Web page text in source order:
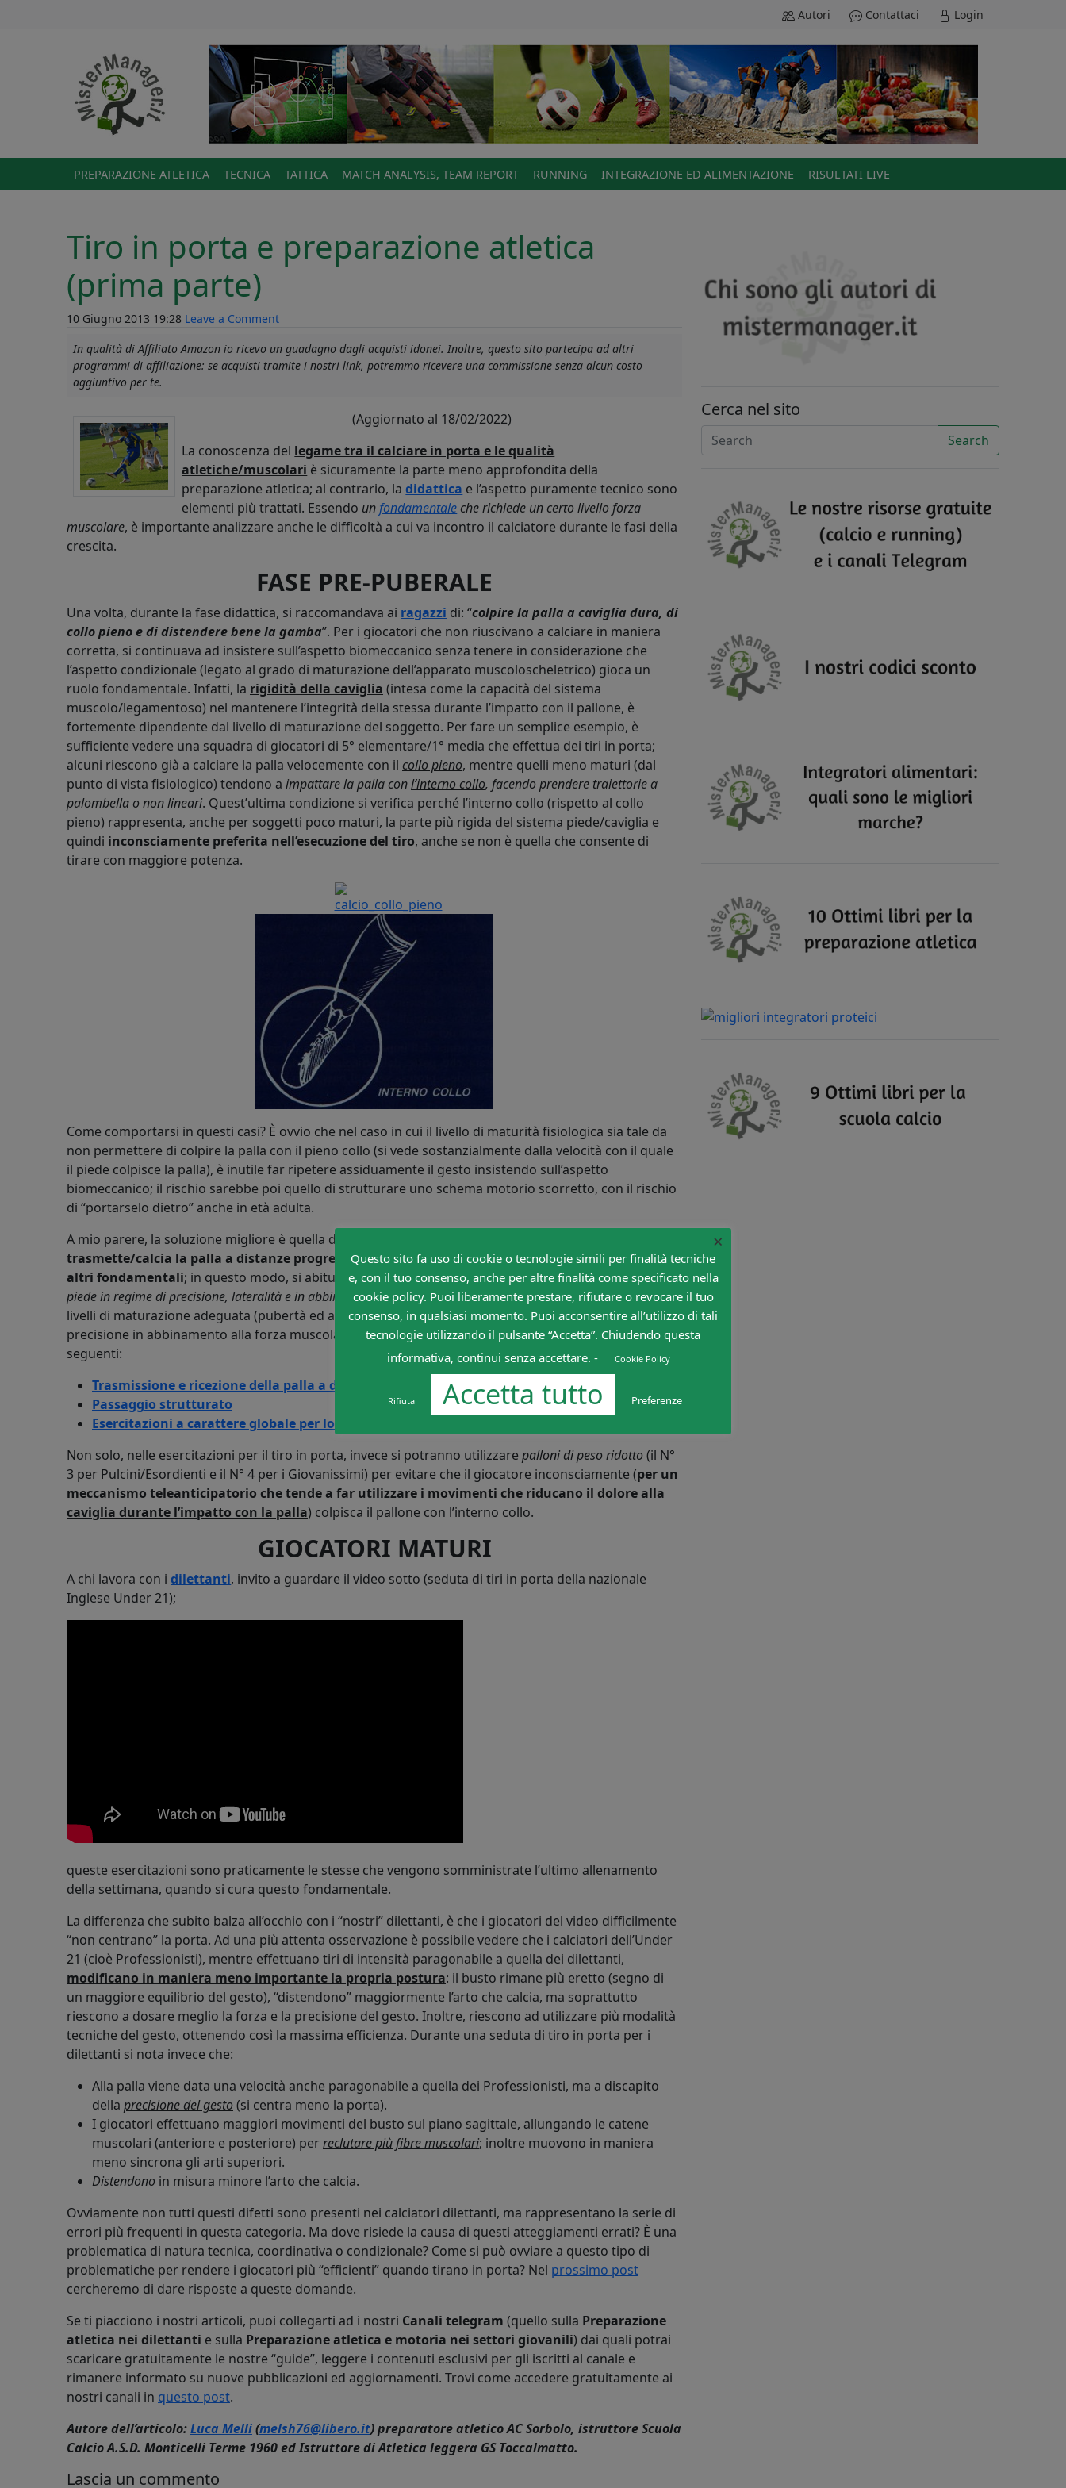
Autori Contattaci Login
PREPARAZIONE ATLETICA TECNICA TATTICA MATCH ANALYSIS, TEAM REPORT RUNNING INTEGRAZIONE ED ALIMENTAZIONE RISULTATI LIVE
Tiro in porta e preparazione atletica
(prima parte)
10 Giugno 2013 19:28 Leave a Comment
In qualità di Affiliato Amazon io ricevo un guadagno dagli acquisti idonei. Inoltre, questo sito partecipa ad altri
programmi di affiliazione: se acquisti tramite i nostri link, potremmo ricevere una commissione senza alcun costo
aggiuntivo per te.
(Aggiornato al 18/02/2022)
La conoscenza del legame tra il calciare in porta e le qualità
atletiche/muscolari è sicuramente la parte meno approfondita della
preparazione atletica; al contrario, ladidattica e l’aspetto puramente tecnico sono
elementi più trattati. Essendo unfondamentale che richiede un certo livello forza
muscolare, è importante analizzare anche le difficoltà a cui va incontro il calciatore durante le fasi della
crescita.
FASE PRE-PUBERALE
Una volta, durante la fase didattica, si raccomandava ai ragazzi di: “colpire la palla a caviglia dura, di
collo pieno e di distendere bene la gamba”. Per i giocatori che non riuscivano a calciare in maniera
corretta, si continuava ad insistere sull’aspetto biomeccanico senza tenere in considerazione che
l’aspetto condizionale (legato al grado di maturazione dell’apparato muscoloscheletrico) gioca un
ruolo fondamentale. Infatti, la rigidità della caviglia (intesa come la capacità del sistema
muscolo/legamentoso) nel mantenere l’integrità della stessa durante l’impatto con il pallone, è
fortemente dipendente dal livello di maturazione del soggetto. Per fare un semplice esempio, è
sufficiente vedere una squadra di giocatori di 5° elementare/1° media che effettua dei tiri in porta;
alcuni riescono già a calciare la palla velocemente con il collo pieno, mentre quelli meno maturi (dal
punto di vista fisiologico) tendono a impattare la palla conl’interno collo, facendo prendere traiettorie a
palombella o non lineari. Quest’ultima condizione si verifica perché l’interno collo (rispetto al collo
pieno) rappresenta, anche per soggetti poco maturi, la parte più rigida del sistema piede/caviglia e
quindi inconsciamente preferita nell’esecuzione del tiro, anche se non è quella che consente di
tirare con maggiore potenza.
Come comportarsi in questi casi? È ovvio che nel caso in cui il livello di maturità fisiologica sia tale da
non permettere di colpire la palla con il pieno collo (si vede sostanzialmente dalla velocità con il quale
il piede colpisce la palla), è inutile far ripetere assiduamente il gesto insistendo sull’aspetto
biomeccanico; il rischio sarebbe poi quello di strutturare uno schema motorio scorretto, con il rischio
di “portarselo dietro” anche in età adulta.
A mio parere, la soluzione migliore è quella di utilizzare esercitazioni tecniche nelle quali si
trasmette/calcia la palla a distanze progressive (utilizzando entrambi i piedi), in abbinamento ad
altri fondamentali; in questo modo, si abituano gradualmente i giovani calciatori adutilizzare il collo
piede in regime di precisione, lateralità e in abbinamento ad altri fondamentali. Quando saranno raggiunti i
livelli di maturazione adeguata (pubertà ed adolescenza), il giocatore sarà in grado di utilizzare la
precisione in abbinamento alla forza muscolare specifica. Alcuni esercizi utili potrebbero essere i
seguenti:
Trasmissione e ricezione della palla a difficoltà progressiva
Passaggio strutturato
Esercitazioni a carattere globale per lo stop orientato
Non solo, nelle esercitazioni per il tiro in porta, invece si potranno utilizzare palloni di peso ridotto(il N°
3 per Pulcini/Esordienti e il N° 4 per i Giovanissimi) per evitare che il giocatore inconsciamente (per un
meccanismo teleanticipatorio che tende a far utilizzare i movimenti che riducano il dolore alla
caviglia durante l’impatto con la palla) colpisca il pallone con l’interno collo.
GIOCATORI MATURI
A chi lavora con i dilettanti, invito a guardare il video sotto (seduta di tiri in porta della nazionale
Inglese Under 21);
queste esercitazioni sono praticamente le stesse che vengono somministrate l’ultimo allenamento
della settimana, quando si cura questo fondamentale.
La differenza che subito balza all’occhio con i “nostri” dilettanti, è che i giocatori del video difficilmente
“non centrano” la porta. Ad una più attenta osservazione è possibile vedere che i calciatori dell’Under
21 (cioè Professionisti), mentre effettuano tiri di intensità paragonabile a quella dei dilettanti,
modificano in maniera meno importante la propria postura: il busto rimane più eretto (segno di
un maggiore equilibrio del gesto), “distendono” maggiormente l’arto che calcia, ma soprattutto
riescono a dosare meglio la forza e la precisione del gesto. Inoltre, riescono ad utilizzare più modalità
tecniche del gesto, ottenendo così la massima efficienza. Durante una seduta di tiro in porta per i
dilettanti si nota invece che:
Alla palla viene data una velocità anche paragonabile a quella dei Professionisti, ma a discapito
della precisione del gesto(si centra meno la porta).
I giocatori effettuano maggiori movimenti del busto sul piano sagittale, allungando le catene
muscolari (anteriore e posteriore) perreclutare più fibre muscolari; inoltre muovono in maniera
meno sincrona gli arti superiori.
Distendono in misura minore l’arto che calcia.
Ovviamente non tutti questi difetti sono presenti nei calciatori dilettanti, ma rappresentano la serie di
errori più frequenti in questa categoria. Ma dove risiede la causa di questi atteggiamenti errati? È una
problematica di natura tecnica, coordinativa o condizionale? Come si può ovviare a questo tipo di
problematiche per rendere i giocatori più “efficienti” quando tirano in porta? Nel prossimo post
cercheremo di dare risposte a queste domande.
Se ti piacciono i nostri articoli, puoi collegarti ad i nostri Canali telegram (quello sulla Preparazione
atletica nei dilettanti e sulla Preparazione atletica e motoria nei settori giovanili) dai quali potrai
scaricare gratuitamente le nostre “guide”, leggere i contenuti esclusivi per gli iscritti al canale e
rimanere informato su nuove pubblicazioni ed aggiornamenti. Trovi come accedere gratuitamente ai
nostri canali in questo post.
Autore dell’articolo:Luca Melli(melsh76@libero.it) preparatore atletico AC Sorbolo, istruttore Scuola
Calcio A.S.D. Monticelli Terme 1960 ed Istruttore di Atletica leggera GS Toccalmatto.
Lascia un commento
Cerca nel sito
Search
×
Questo sito fa uso di cookie o tecnologie simili per finalità tecniche
e, con il tuo consenso, anche per altre finalità come specificato nella
cookie policy. Puoi liberamente prestare, rifiutare o revocare il tuo
consenso, in qualsiasi momento. Puoi acconsentire all’utilizzo di tali
tecnologie utilizzando il pulsante “Accetta”. Chiudendo questa
informativa, continui senza accettare. -
Cookie Policy
Rifiuta Accetta tutto Preferenze